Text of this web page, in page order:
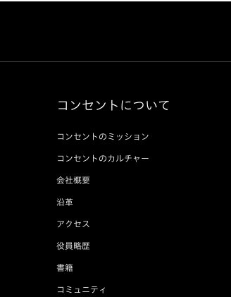
コンセントについて
コンセントのミッション
コンセントのカルチャー
会社概要
沿革
アクセス
役員略歴
書籍
コミュニティ